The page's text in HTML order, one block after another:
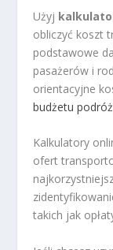
Użyj
obliczyć koszt
podstawowe
pasażerów i
orientacyjne
budżetu
Kalkulatory
ofert
takich jak